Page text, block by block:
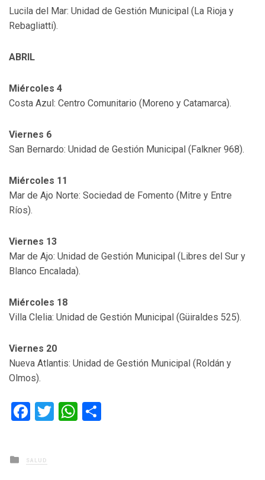
Lucila del Mar: Unidad de Gestión Municipal (La Rioja y
Rebagliatti).
ABRIL
Miércoles 4
Costa Azul: Centro Comunitario (Moreno y Catamarca).
Viernes 6
San Bernardo: Unidad de Gestión Municipal (Falkner 968).
Miércoles 11
Mar de Ajo Norte: Sociedad de Fomento (Mitre y Entre
Ríos).
Viernes 13
Mar de Ajo: Unidad de Gestión Municipal (Libres del Sur y
Blanco Encalada).
Miércoles 18
Villa Clelia: Unidad de Gestión Municipal (Güiraldes 525).
Viernes 20
Nueva Atlantis: Unidad de Gestión Municipal (Roldán y
Olmos).
Facebook
TwitterWhatsApp
Posted
in
SALUD